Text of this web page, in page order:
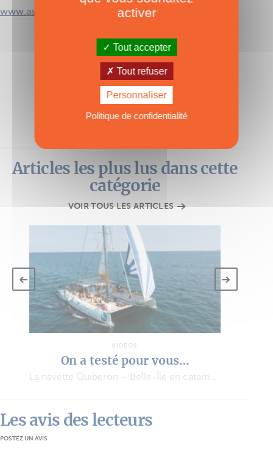
www.astusboats.com
Astus 26.5,Astus Boats,
Articles les plus lus dans cette
catégorie
VOIR TOUS LES ARTICLES
VIDÉOS
On a testé pour vous…
La navette Quiberon – Belle-Île en catamaran à voile
Les avis des lecteurs
POSTEZ UN AVIS
activer
Tout accepter
Tout refuser
Personnaliser
Politique de confidentialité